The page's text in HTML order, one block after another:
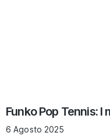
Funko Pop Tennis:
6 Agosto 2025